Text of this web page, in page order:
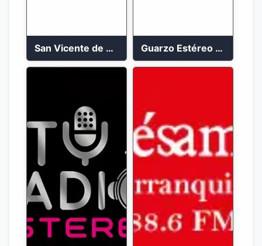
San Vicente de Chucuri 91.2 FM Guarzo Estéreo 24/7